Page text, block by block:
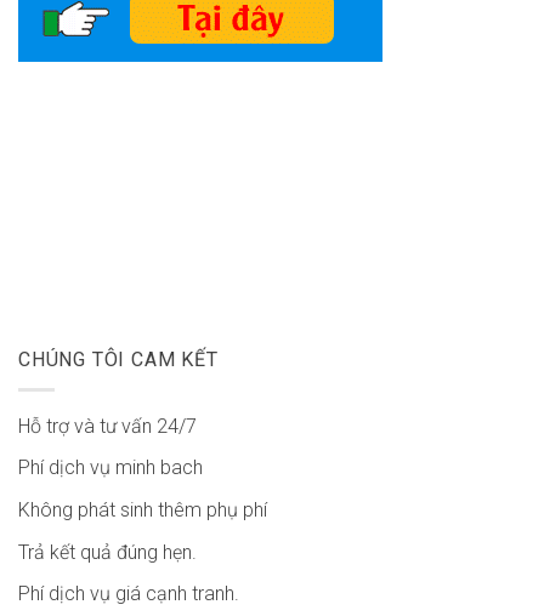
CHÚNG TÔI CAM KẾT
Hỗ trợ và tư vấn 24/7
Phí dịch vụ minh bach
Không phát sinh thêm phụ phí
Trả kết quả đúng hẹn.
Phí dịch vụ giá cạnh tranh.